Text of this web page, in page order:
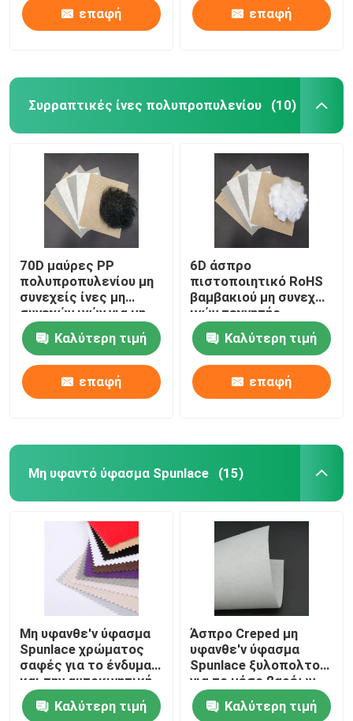
επαφή επαφή
Συρραπτικές ίνες πολυπροπυλενίου (10)
70D μαύρες PP
πολυπροπυλενίου μη
συνεχείς ίνες μη
συνεχών ινών για μη
υφανθε'ντα
Καλύτερη τιμή
επαφή
6D άσπρο
πιστοποιητικό RoHS
βαμβακιού μη συνεχών
ινών τεχνητής
μέταξας για τον
τάπηταΚαλύτερη τιμή
επαφή
Μη υφαντό ύφασμα Spunlace (15)
Μη υφανθε'ν ύφασμα
Spunlace χρώματος
σαφές για το ένδυμα
και την αυτοκινητική
βιομηχανία
Καλύτερη τιμή
Άσπρο Creped μη
υφανθε'ν ύφασμα
Spunlace ξυλοπολτού
για το μέσο βαρέων
καθηκόντων
πετρέλαιοΚαλύτερη τιμή